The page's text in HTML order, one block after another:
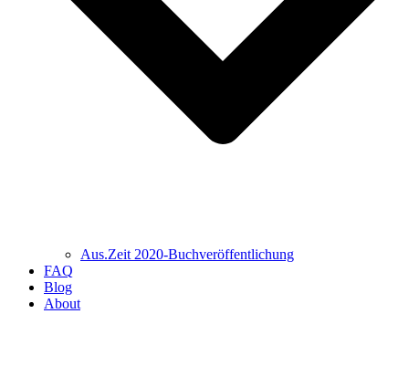
Aus.Zeit 2020-Buch­veröffentlichung
FAQ
Blog
About